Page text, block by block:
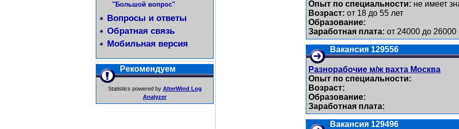
"Большой вопрос"
Вопросы и ответы
Обратная связь
Мобильная версия
Рекомендуем
Statistics powered by AlterWind Log
Analyzer
Опыт по специальности: не имеет
Возраст: от 18 до 55 лет
Образование:
Заработная плата: от 24000 до 26000
Вакансия 129556
Разнорабочие м/ж вахта Москва
Опыт по специальности:
Возраст:
Образование:
Заработная плата:
Вакансия 129496